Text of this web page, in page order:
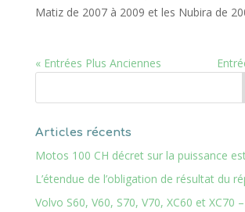
Matiz de 2007 à 2009 et les Nubira de
« Entrées Plus Anciennes
Articles récents
Motos 100 CH décret sur la puissance
L’étendue de l’obligation de résultat du
Volvo S60, V60, S70, V70, XC60 et XC70